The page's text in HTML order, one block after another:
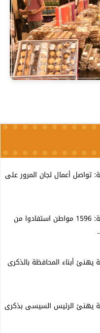
تواصل أعمال لجان المرور على
محافظ الدقهلية: 1596 مواطن استفادوا من
يهنئ أبناء المحافظة بالذكرى
يهنئ الرئيس السيسى بذكرى